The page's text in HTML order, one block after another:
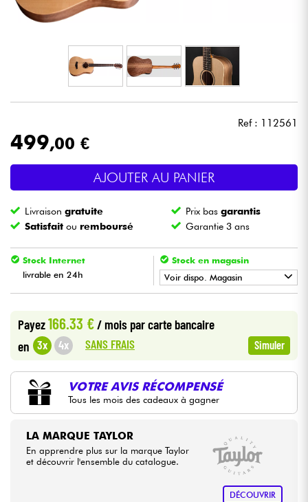
Casques
Micros & HF
Eclairage
Violons & Quatuor
Câbles & Access.
Voir nos marques
Ref : 112561
499,00 €
AJOUTER AU PANIER
Livraisongratuite Prix basgarantis
Satisfait ou remboursé Garantie 3 ans
Stock Internet
livrable en 24h
Stock en magasin
Voir dispo. Magasin
Payez166.33 €/ mois par carte bancaire
en 3x 4x SANS FRAIS Simuler
VOTRE AVIS RÉCOMPENSÉ
Tous les mois des cadeaux à gagner
LA MARQUE TAYLOR
En apprendre plus sur la marque Taylor
et découvrir l'ensemble du catalogue.
DÉCOUVRIR